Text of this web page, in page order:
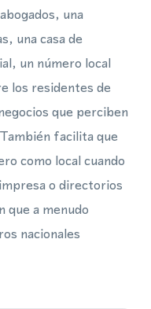
una
una casa de
un número local
los residentes de
que perciben
facilita que
como local cuando
o directorios
que a menudo
nacionales